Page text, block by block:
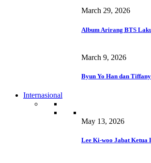
March 29, 2026
Album Arirang BTS
March 9, 2026
Byun Yo Han dan
Internasional
May 13, 2026
Lee Ki-woo Jabat Ketua